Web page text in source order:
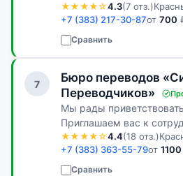
★★★★☆4.3(7 отз.)
+7 (383) 217-30-87от 700
Сравнить
7
Бюро переводов
Переводчиков»
Мы рады
Приглашаем вас к
сделать все, что в наших
сотрудничество
удовлетворение.
★★★★☆4.4(18 отз.)
+7 (383) 363-55-79от 1100
Сравнить